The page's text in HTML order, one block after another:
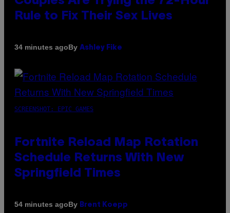
Rule to Fix Their Sex Lives
34 minutes agoBy Ashley Fike
SCREENSHOT: EPIC GAMES
Fortnite Reload Map Rotation
Schedule Returns With New
Springfield Times
54 minutes agoBy Brent Koepp